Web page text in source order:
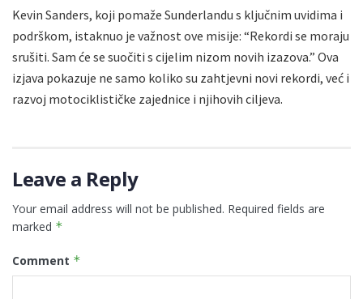
Kevin Sanders, koji pomaže Sunderlandu s ključnim uvidima i
podrškom, istaknuo je važnost ove misije: “Rekordi se moraju
srušiti. Sam će se suočiti s cijelim nizom novih izazova.” Ova
izjava pokazuje ne samo koliko su zahtjevni novi rekordi, već i
razvoj motociklističke zajednice i njihovih ciljeva.
Leave a Reply
Your email address will not be published. Required fields are
marked *
Comment *